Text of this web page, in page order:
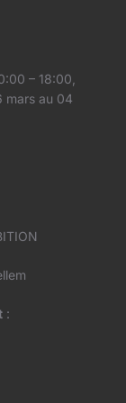
– 18:00,
mars au 04
: